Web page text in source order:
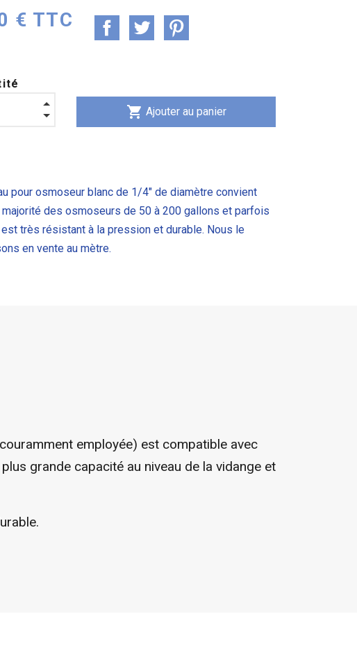
€ TTC
shopping_cart Ajouter au panier
pour osmoseur blanc de 1/4" de diamètre convient
majorité des osmoseurs de 50 à 200 gallons et parfois
très résistant à la pression et durable. Nous le
en vente au mètre.
employée) est compatible avec
grande capacité au niveau de la vidange et